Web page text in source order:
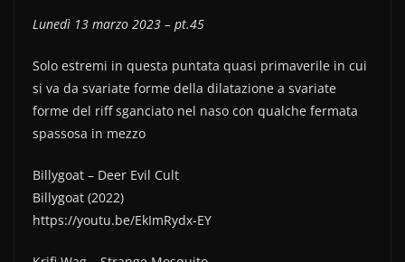
c
e
b
o
k
itt
er
n
di
vi
di
Lunedì 13 marzo 2023 – pt.45
Solo estremi in questa puntata quasi primaverile in cui
si va da svariate forme della dilatazione a svariate
forme del riff sganciato nel naso con qualche fermata
spassosa in mezzo
Billygoat – Deer Evil Cult
Billygoat (2022)
https://youtu.be/EkImRydx-EY